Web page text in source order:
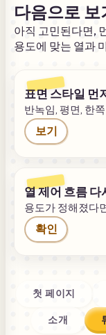
다음으로 보
아직 고민된다면,
용도에 맞는 열과
표면 스타일 먼
반녹임, 평면, 한
보기
열 제어 흐름 다
용도가 정해졌다
확인
첫 페이지
소개